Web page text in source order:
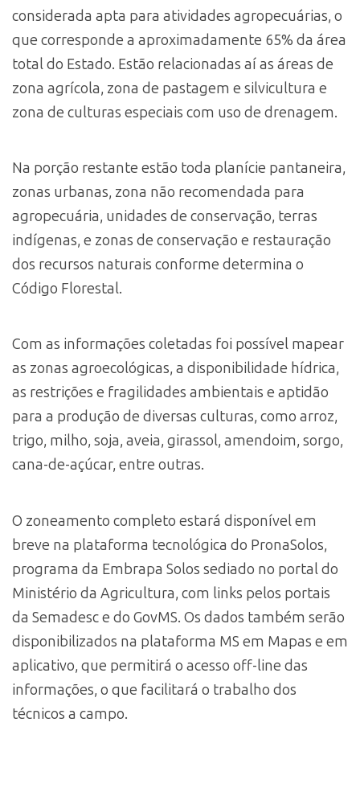
considerada apta para atividades agropecuárias, o
que corresponde a aproximadamente 65% da área
total do Estado. Estão relacionadas aí as áreas de
zona agrícola, zona de pastagem e silvicultura e
zona de culturas especiais com uso de drenagem.
Na porção restante estão toda planície pantaneira,
zonas urbanas, zona não recomendada para
agropecuária, unidades de conservação, terras
indígenas, e zonas de conservação e restauração
dos recursos naturais conforme determina o
Código Florestal.
Com as informações coletadas foi possível mapear
as zonas agroecológicas, a disponibilidade hídrica,
as restrições e fragilidades ambientais e aptidão
para a produção de diversas culturas, como arroz,
trigo, milho, soja, aveia, girassol, amendoim, sorgo,
cana-de-açúcar, entre outras.
O zoneamento completo estará disponível em
breve na plataforma tecnológica do PronaSolos,
programa da Embrapa Solos sediado no portal do
Ministério da Agricultura, com links pelos portais
da Semadesc e do GovMS. Os dados também serão
disponibilizados na plataforma MS em Mapas e em
aplicativo, que permitirá o acesso off-line das
informações, o que facilitará o trabalho dos
técnicos a campo.